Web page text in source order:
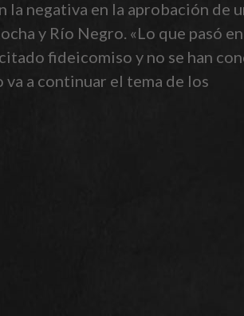
negativa en la aprobación de
y Río Negro. «Lo que pasó en
fideicomiso y no se han
va a continuar el tema de los